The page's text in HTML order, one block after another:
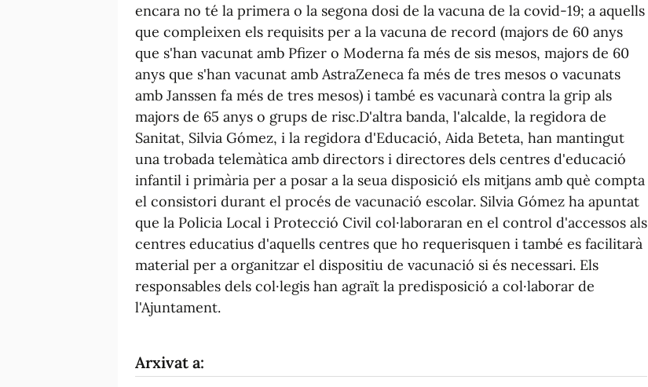
encara no té la primera o la segona dosi de la vacuna de la covid-19; a aquells
que compleixen els requisits per a la vacuna de record (majors de 60 anys
que s'han vacunat amb Pfizer o Moderna fa més de sis mesos, majors de 60
anys que s'han vacunat amb AstraZeneca fa més de tres mesos o vacunats
amb Janssen fa més de tres mesos) i també es vacunarà contra la grip als
majors de 65 anys o grups de risc.D'altra banda, l'alcalde, la regidora de
Sanitat, Silvia Gómez, i la regidora d'Educació, Aida Beteta, han mantingut
una trobada telemàtica amb directors i directores dels centres d'educació
infantil i primària per a posar a la seua disposició els mitjans amb què compta
el consistori durant el procés de vacunació escolar. Silvia Gómez ha apuntat
que la Policia Local i Protecció Civil col·laboraran en el control d'accessos als
centres educatius d'aquells centres que ho requerisquen i també es facilitarà
material per a organitzar el dispositiu de vacunació si és necessari. Els
responsables dels col·legis han agraït la predisposició a col·laborar de
l'Ajuntament.
Arxivat a: